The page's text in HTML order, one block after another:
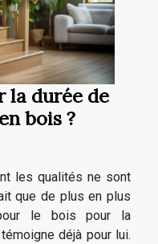
la durée de
bois ?
les qualités ne sont
que de plus en plus
le bois pour la
déjà pour lui.